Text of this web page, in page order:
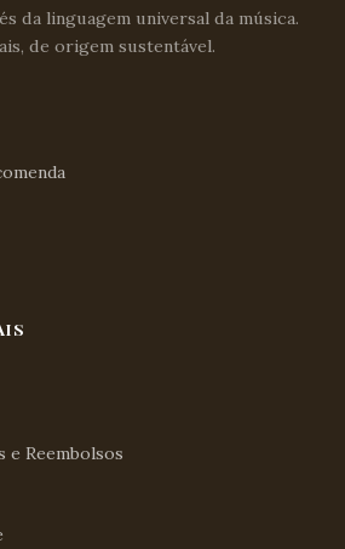
da linguagem universal da música.
de origem sustentável.
e Reembolsos